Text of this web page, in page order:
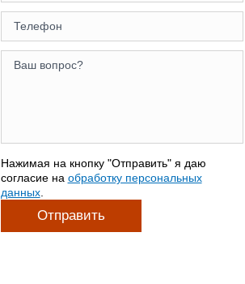
Нажимая на кнопку "Отправить" я даю
согласие на обработку персональных
данных.
Отправить